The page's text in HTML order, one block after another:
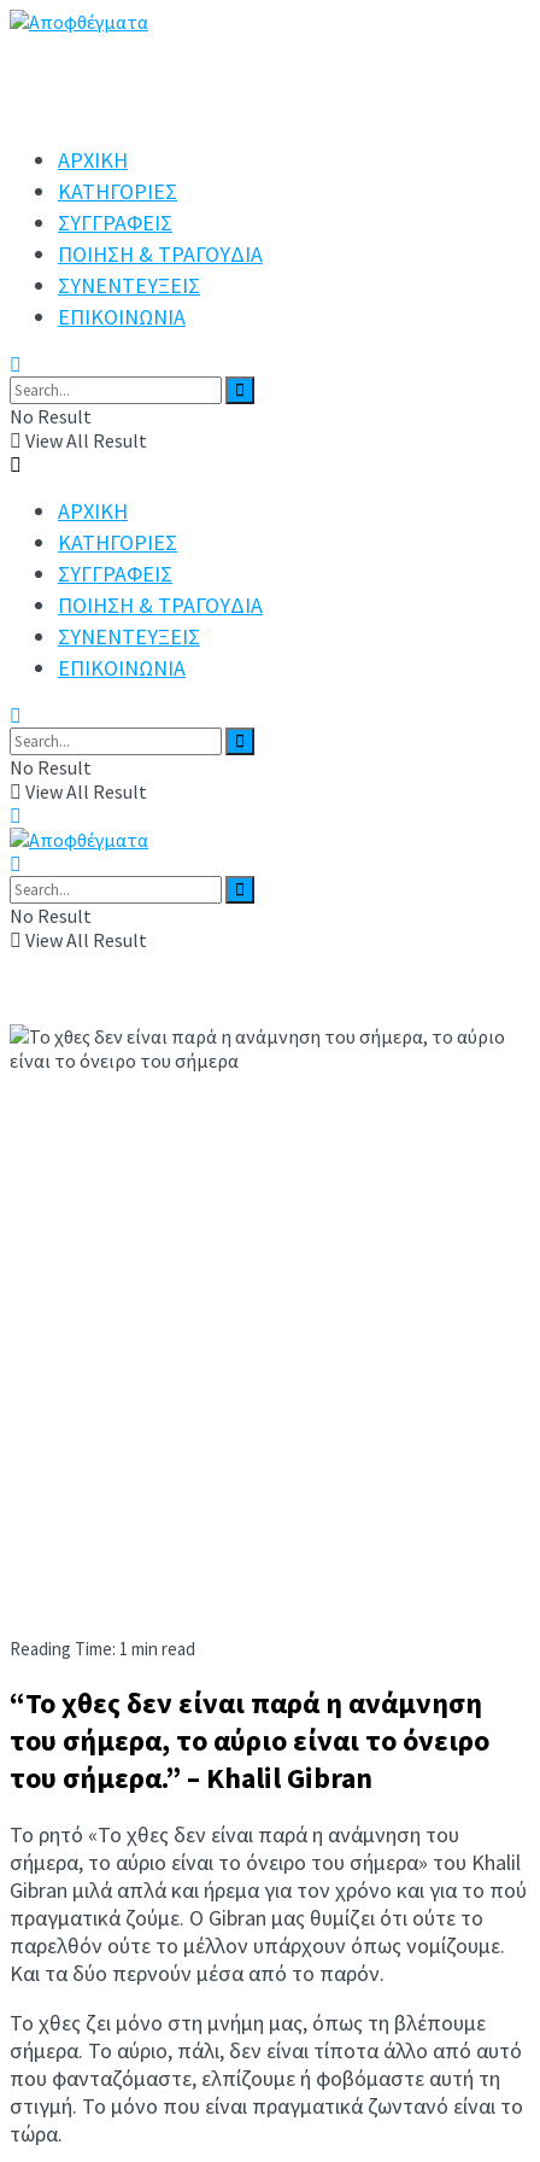
ΑΡΧΙΚΗ
ΚΑΤΗΓΟΡΙΕΣ
ΣΥΓΓΡΑΦΕΙΣ
ΠΟΙΗΣΗ & ΤΡΑΓΟΥΔΙΑ
ΣΥΝΕΝΤΕΥΞΕΙΣ
ΕΠΙΚΟΙΝΩΝΙΑ
No Result
View All Result
ΑΡΧΙΚΗ
ΚΑΤΗΓΟΡΙΕΣ
ΣΥΓΓΡΑΦΕΙΣ
ΠΟΙΗΣΗ & ΤΡΑΓΟΥΔΙΑ
ΣΥΝΕΝΤΕΥΞΕΙΣ
ΕΠΙΚΟΙΝΩΝΙΑ
No Result
View All Result
No Result
View All Result
Reading Time: 1 min read
“Το χθες δεν είναι παρά η ανάμνηση
του σήμερα, το αύριο είναι το όνειρο
του σήμερα.” – Khalil Gibran
Το ρητό «Το χθες δεν είναι παρά η ανάμνηση του
σήμερα, το αύριο είναι το όνειρο του σήμερα» του Khalil
Gibran μιλά απλά και ήρεμα για τον χρόνο και για το πού
πραγματικά ζούμε. Ο Gibran μας θυμίζει ότι ούτε το
παρελθόν ούτε το μέλλον υπάρχουν όπως νομίζουμε.
Και τα δύο περνούν μέσα από το παρόν.
Το χθες ζει μόνο στη μνήμη μας, όπως τη βλέπουμε
σήμερα. Το αύριο, πάλι, δεν είναι τίποτα άλλο από αυτό
που φανταζόμαστε, ελπίζουμε ή φοβόμαστε αυτή τη
στιγμή. Το μόνο που είναι πραγματικά ζωντανό είναι το
τώρα.